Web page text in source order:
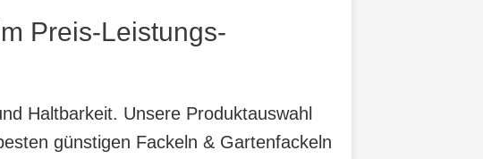
Preis-Leistungs-
Haltbarkeit. Unsere Produktauswahl
günstigen Fackeln & Gartenfackeln